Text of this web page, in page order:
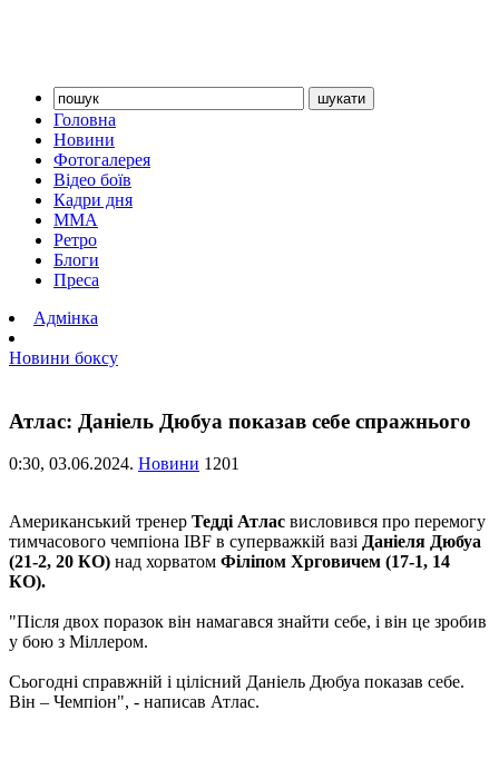
Головна
Новини
Фотогалерея
Відео боїв
Кадри дня
ММА
Ретро
Блоги
Преса
Адмінка
Новини боксу
Атлас: Даніель Дюбуа показав себе спражнього
0:30, 03.06.2024. Новини 1201
Американський тренер Тедді Атлас висловився про перемогу
тимчасового чемпіона IBF в суперважкій вазі Даніеля Дюбуа
(21-2, 20 КО) над хорватом Філіпом Хрговичем (17-1, 14
КО).
"Після двох поразок він намагався знайти себе, і він це зробив
у бою з Міллером.
Сьогодні справжній і цілісний Даніель Дюбуа показав себе.
Він – Чемпіон", - написав Атлас.